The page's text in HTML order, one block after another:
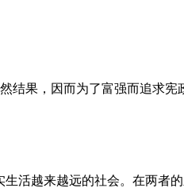
果，因而为了富强而追求
活越来越远的社会。在两者